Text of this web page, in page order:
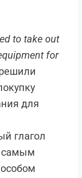
to take out
for
для
глагол
самым